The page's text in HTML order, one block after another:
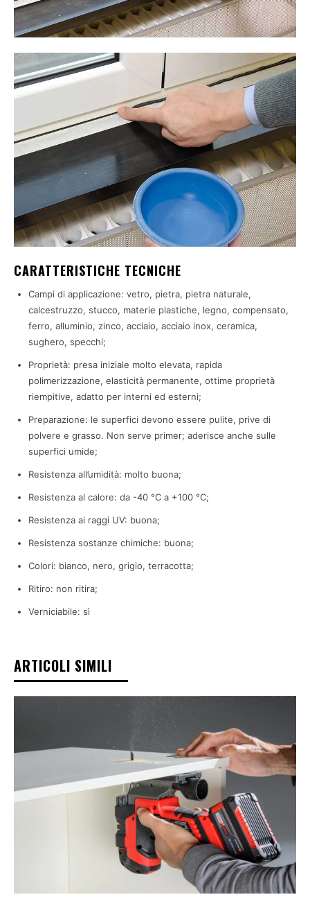
CARATTERISTICHE TECNICHE
Campi di applicazione: vetro, pietra, pietra naturale,
calcestruzzo, stucco, materie plastiche, legno, compensato,
ferro, alluminio, zinco, acciaio, acciaio inox, ceramica,
sughero, specchi;
Proprietà: presa iniziale molto elevata, rapida
polimerizzazione, elasticità permanente, ottime proprietà
riempitive, adatto per interni ed esterni;
Preparazione: le superfici devono essere pulite, prive di
polvere e grasso. Non serve primer; aderisce anche sulle
superfici umide;
Resistenza all’umidità: molto buona;
Resistenza al calore: da -40 °C a +100 °C;
Resistenza ai raggi UV: buona;
Resistenza sostanze chimiche: buona;
Colori: bianco, nero, grigio, terracotta;
Ritiro: non ritira;
Verniciabile: sì
ARTICOLI SIMILI